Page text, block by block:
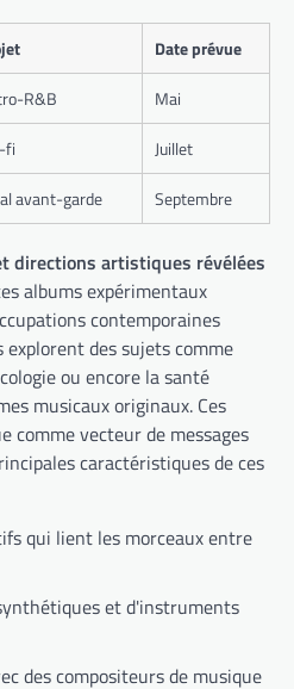
Date prévue
R&B
Mai
fi
Juillet
avant-garde Septembre
directions artistiques révélées
albums expérimentaux
contemporaines
des sujets comme
ou encore la santé
musicaux originaux. Ces
vecteur de messages
caractéristiques de ces
qui lient les morceaux entre
et d'instruments
des compositeurs de musique